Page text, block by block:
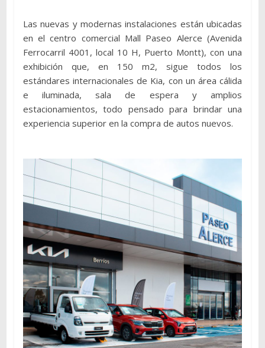
Las nuevas y modernas instalaciones están ubicadas
en el centro comercial Mall Paseo Alerce (Avenida
Ferrocarril 4001, local 10 H, Puerto Montt), con una
exhibición que, en 150 m2, sigue todos los
estándares internacionales de Kia, con un área cálida
e iluminada, sala de espera y amplios
estacionamientos, todo pensado para brindar una
experiencia superior en la compra de autos nuevos.